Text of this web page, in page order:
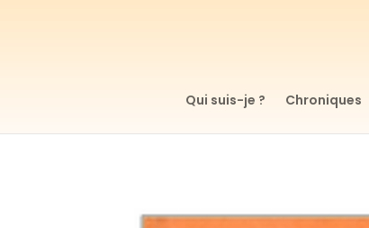
Qui suis-je ? Chroniques